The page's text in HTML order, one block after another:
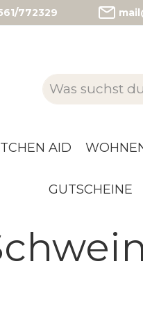
772329
AID
GUTSCHEINE